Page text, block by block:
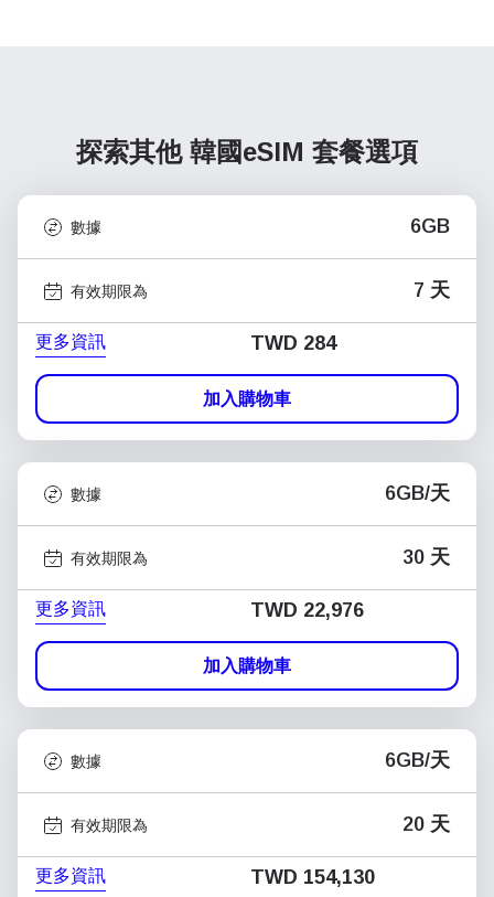
探索其他 韓國​eSIM 套餐選項
數據 6GB
有效期限為 7 天
更多資訊 TWD 284
加入購物車
數據 6GB/天
有效期限為 30 天
更多資訊 TWD 22,976
加入購物車
數據 6GB/天
有效期限為 20 天
更多資訊 TWD 154,130